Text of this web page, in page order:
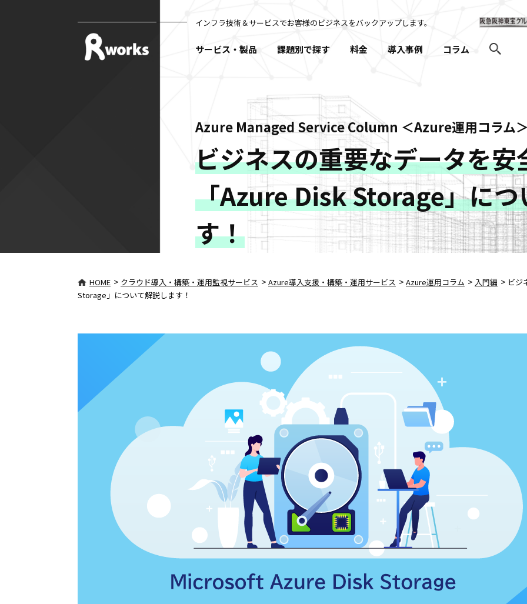
インフラ技術＆サービスでお客様のビジネスをバックアップします。
サービス・製品 課題別で探す 料金 導入事例 コラム
Azure Managed Service Column ＜Azure運用コラム＞
ビジネスの重要なデータを安
「Azure Disk Storage」につ
す！
HOME > クラウド導入・構築・運用監視サービス > Azure導入支援・構築・運用サービス > Azure運用コラム > 入門編 > ビジ
Storage」について解説します！